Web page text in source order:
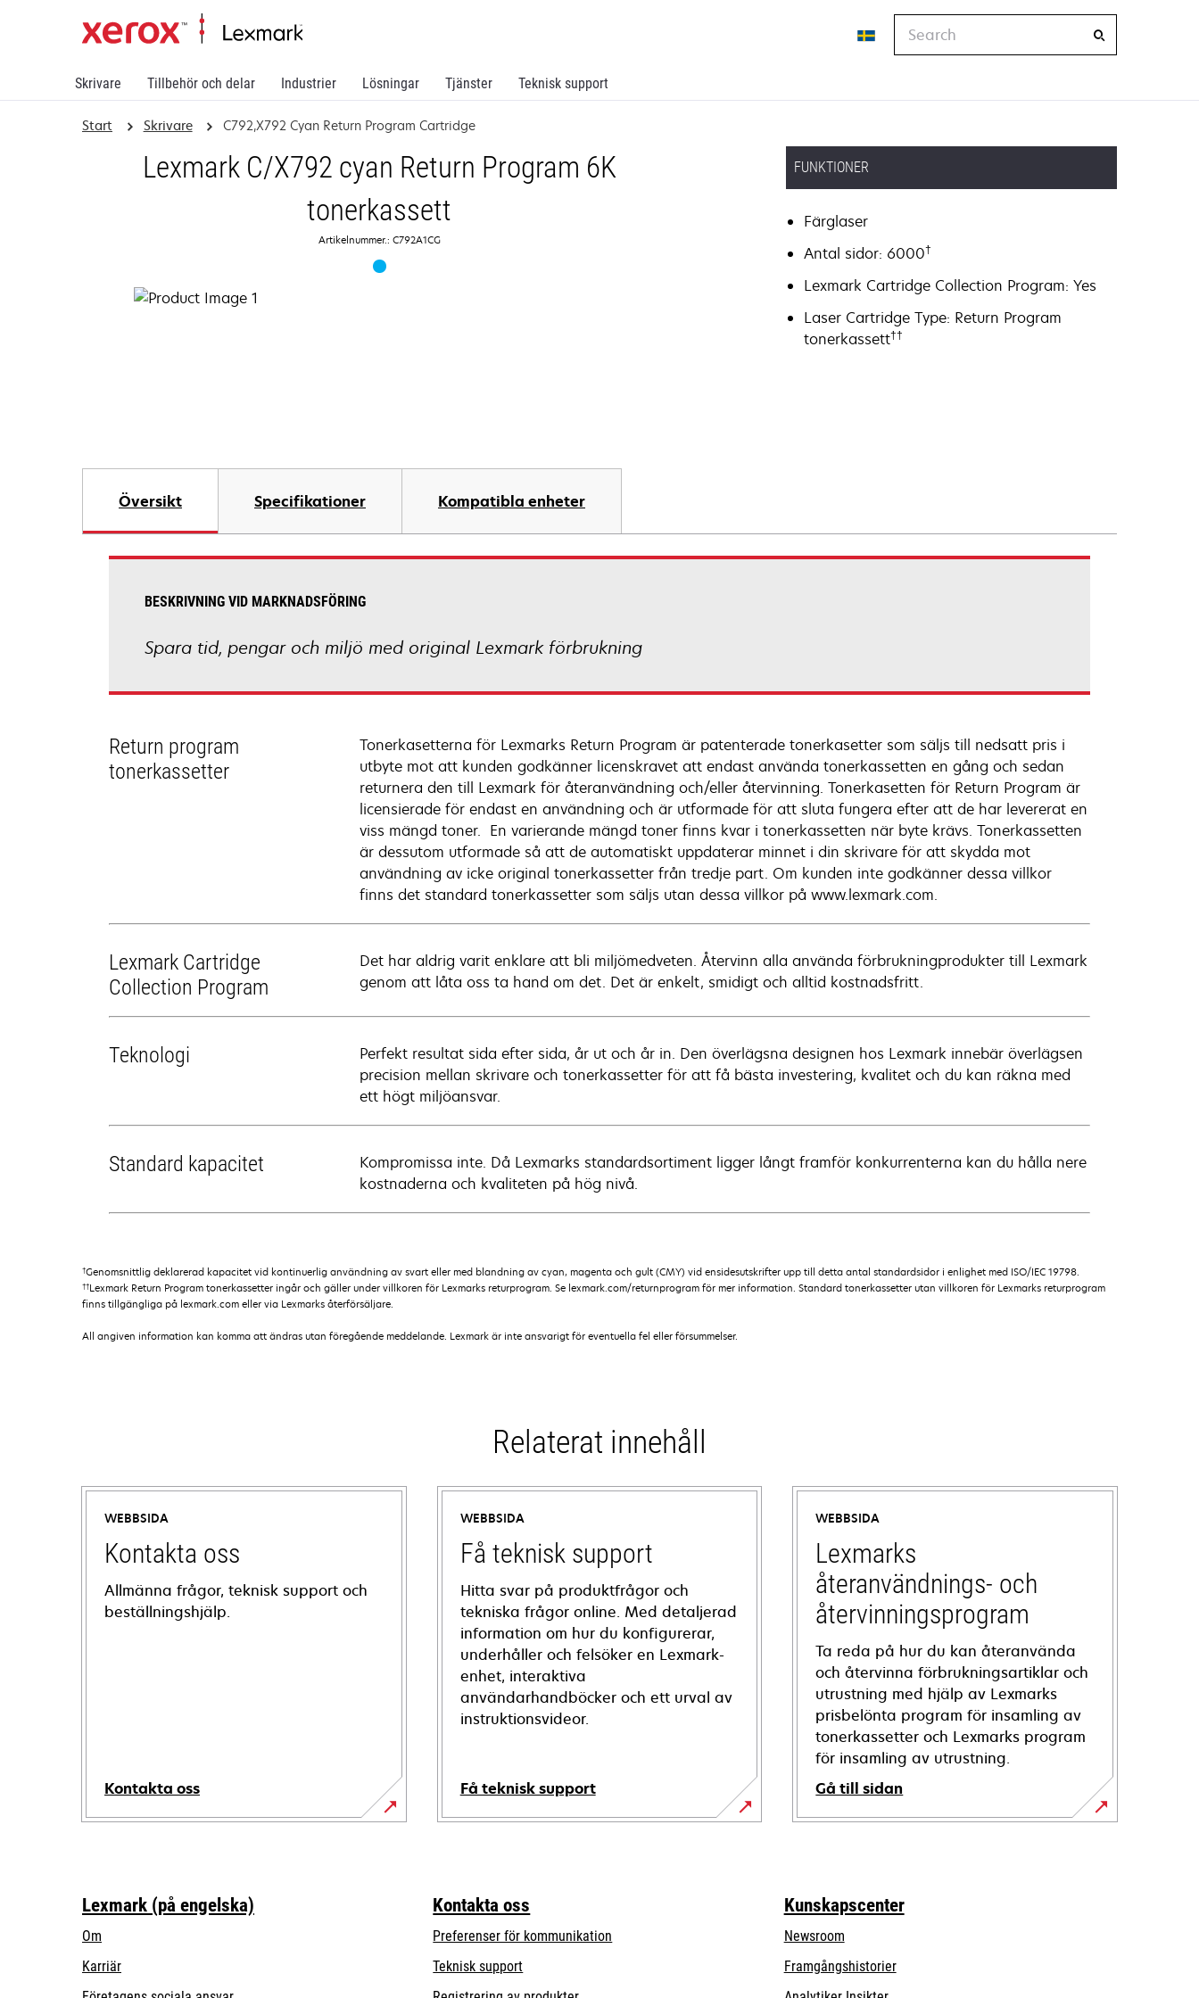
Skrivare Tillbehör och delar Industrier Lösningar Tjänster Teknisk support
Start Skrivare C792,X792 Cyan Return Program Cartridge
Lexmark C/X792 cyan Return Program 6K
tonerkassett
Artikelnummer.: C792A1CG
FUNKTIONER
Färglaser
Antal sidor: 6000†
Lexmark Cartridge Collection Program: Yes
Laser Cartridge Type: Return Program
tonerkassett††
Översikt Specifikationer Kompatibla enheter
BESKRIVNING VID MARKNADSFÖRING
Spara tid, pengar och miljö med original Lexmark förbrukning
Return program
tonerkassetter
Tonerkasetterna för Lexmarks Return Program är patenterade tonerkasetter som säljs till nedsatt pris i
utbyte mot att kunden godkänner licenskravet att endast använda tonerkassetten en gång och sedan
returnera den till Lexmark för återanvändning och/eller återvinning. Tonerkasetten för Return Program är
licensierade för endast en användning och är utformade för att sluta fungera efter att de har levererat en
viss mängd toner. En varierande mängd toner finns kvar i tonerkassetten när byte krävs. Tonerkassetten
är dessutom utformade så att de automatiskt uppdaterar minnet i din skrivare för att skydda mot
användning av icke original tonerkassetter från tredje part. Om kunden inte godkänner dessa villkor
finns det standard tonerkassetter som säljs utan dessa villkor på www.lexmark.com.
Lexmark Cartridge
Collection Program
Det har aldrig varit enklare att bli miljömedveten. Återvinn alla använda förbrukningprodukter till Lexmark
genom att låta oss ta hand om det. Det är enkelt, smidigt och alltid kostnadsfritt.
Teknologi
Perfekt resultat sida efter sida, år ut och år in. Den överlägsna designen hos Lexmark innebär överlägsen
precision mellan skrivare och tonerkassetter för att få bästa investering, kvalitet och du kan räkna med
ett högt miljöansvar.
Standard kapacitet
Kompromissa inte. Då Lexmarks standardsortiment ligger långt framför konkurrenterna kan du hålla nere
kostnaderna och kvaliteten på hög nivå.
†Genomsnittlig deklarerad kapacitet vid kontinuerlig användning av svart eller med blandning av cyan, magenta och gult (CMY) vid ensidesutskrifter upp till detta antal standardsidor i enlighet med ISO/IEC 19798.
††Lexmark Return Program tonerkassetter ingår och gäller under villkoren för Lexmarks returprogram. Se lexmark.com/returnprogram för mer information. Standard tonerkassetter utan villkoren för Lexmarks returprogram
finns tillgängliga på lexmark.com eller via Lexmarks återförsäljare.
All angiven information kan komma att ändras utan föregående meddelande. Lexmark är inte ansvarigt för eventuella fel eller försummelser.
Relaterat innehåll
WEBBSIDA
Kontakta oss
Allmänna frågor, teknisk support och
beställningshjälp.
Kontakta oss
WEBBSIDA
Få teknisk support
Hitta svar på produktfrågor och
tekniska frågor online. Med detaljerad
information om hur du konfigurerar,
underhåller och felsöker en Lexmark-
enhet, interaktiva
användarhandböcker och ett urval av
instruktionsvideor.
Få teknisk support
opens
tab
WEBBSIDA
Lexmarks
återanvändnings- och
återvinningsprogram
Ta reda på hur du kan återanvända
och återvinna förbrukningsartiklar och
utrustning med hjälp av Lexmarks
prisbelönta program för insamling av
tonerkassetter och Lexmarks program
för insamling av utrustning.
Gå till sidan
Lexmark (på engelska)
Om
Karriär
Kontakta oss
Preferenser för kommunikation
Teknisk supportopens
Kunskapscenter
Newsroom
Framgångshistorier